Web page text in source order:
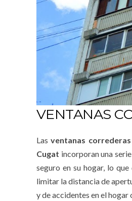
VENTANAS
Lasventanas
Cugat incorporan una
seguro en su hogar, lo
limitar la distancia de
y de accidentes en el hogar